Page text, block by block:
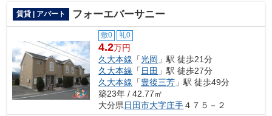
賃貸 | アパート フォーエバーサニー
敷0 礼0
4.2万円
久大本線 「光岡 」駅 徒歩21分
久大本線 「日田 」駅 徒歩27分
久大本線 「豊後三芳 」駅 徒歩49分
築23年 / 42.77㎡
大分県日田市大字庄手４７５－２